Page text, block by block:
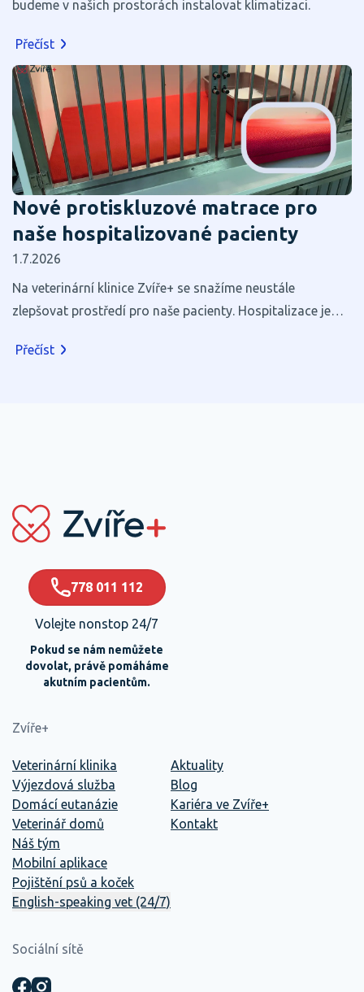
budeme v našich prostorách instalovat klimatizaci.
Přečíst
Nové protiskluzové matrace pro
naše hospitalizované pacienty
1.7.2026
Na veterinární klinice Zvíře+ se snažíme neustále
zlepšovat prostředí pro naše pacienty. Hospitalizace je
maličkosti mohou výrazně přispět k jejich pohodlí a
Přečíst
778 011 112
Volejte nonstop 24/7
Pokud se nám nemůžete
dovolat, právě pomáháme
akutním pacientům.
Zvíře+
Veterinární klinika
Výjezdová služba
Domácí eutanázie
Veterinář domů
Náš tým
Mobilní aplikace
Pojištění psů a koček
English-speaking vet (24/7)
Aktuality
Blog
Kariéra ve Zvíře+
Kontakt
Sociální sítě